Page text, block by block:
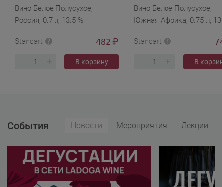
Вино Белое Полусухое,
Россия, 0.7 л, 13.5 %
Standart 482 ₽
В корзину
Вино Белое Полусухое,
Южная Африка, 0.75 л,
Standart
В
События Новости Мероприятия Лекции